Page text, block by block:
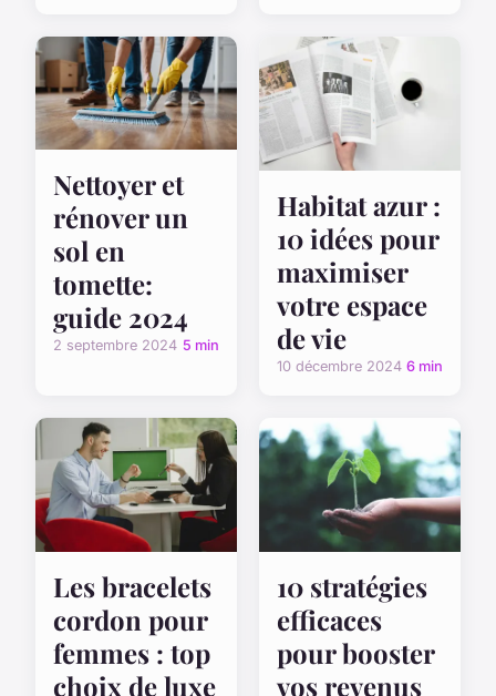
Nettoyer et
rénover un
sol en
tomette:
guide 2024
2 septembre 2024 5 min
Habitat azur :
10 idées pour
maximiser
votre espace
de vie
10 décembre 2024 6 min
Les bracelets
cordon pour
femmes : top
choix de luxe
10 stratégies
efficaces
pour booster
vos revenus